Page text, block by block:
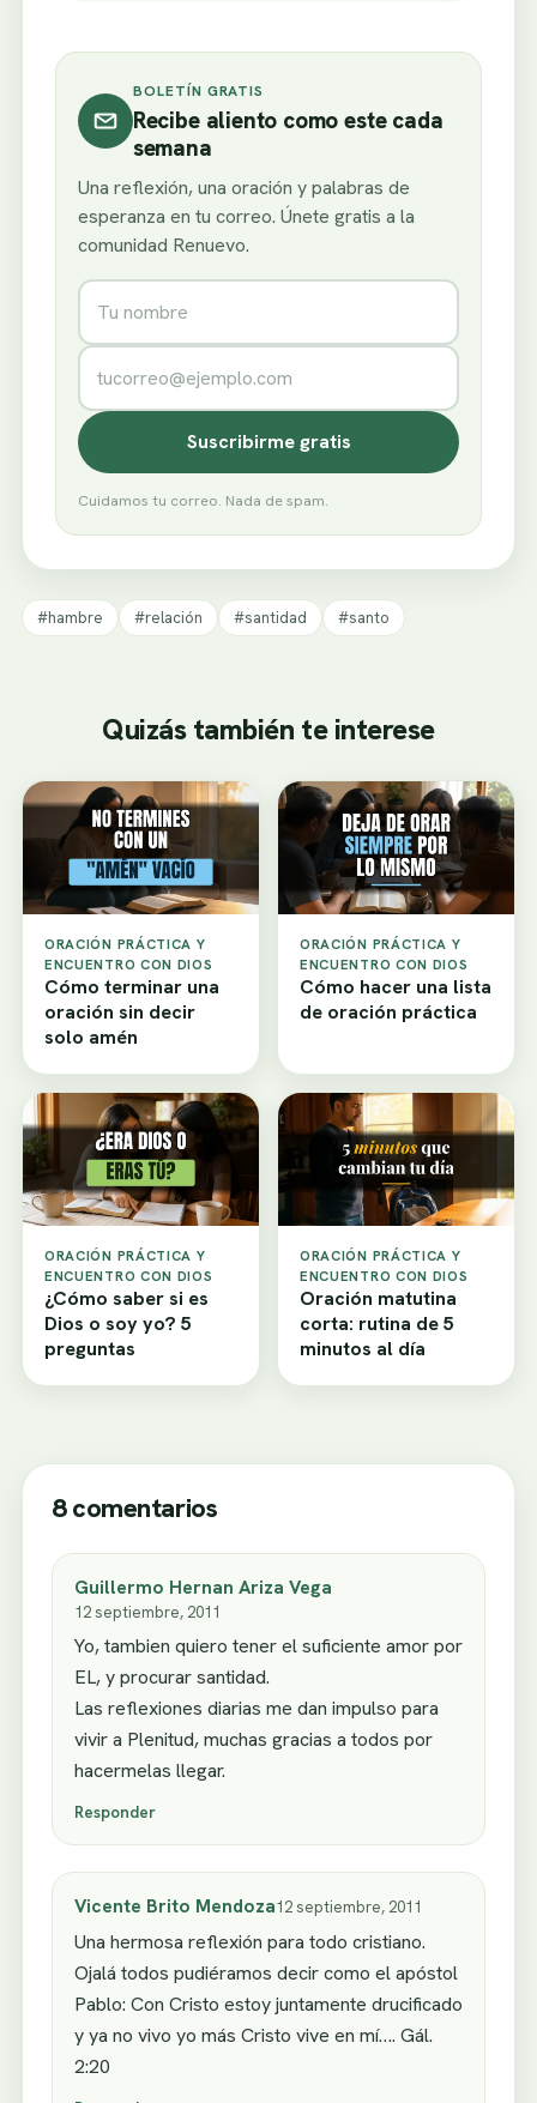
BOLETÍN GRATIS
Recibe aliento como este cada
semana
Una reflexión, una oración y palabras de
esperanza en tu correo. Únete gratis a la
comunidad Renuevo.
Nombre
Correo electrónico
Suscribirme gratis
Cuidamos tu correo. Nada de spam.
#hambre #relación #santidad #santo
Quizás también te interese
ORACIÓN PRÁCTICA Y
ENCUENTRO CON DIOS
Cómo terminar una
oración sin decir
solo amén
ORACIÓN PRÁCTICA Y
ENCUENTRO CON DIOS
Cómo hacer una lista
de oración práctica
ORACIÓN PRÁCTICA Y
ENCUENTRO CON DIOS
¿Cómo saber si es
Dios o soy yo? 5
preguntas
ORACIÓN PRÁCTICA Y
ENCUENTRO CON DIOS
Oración matutina
corta: rutina de 5
minutos al día
8 comentarios
Guillermo Hernan Ariza Vega
12 septiembre, 2011
Yo, tambien quiero tener el suficiente amor por
EL, y procurar santidad.
Las reflexiones diarias me dan impulso para
vivir a Plenitud, muchas gracias a todos por
hacermelas llegar.
Responder
Vicente Brito Mendoza12 septiembre, 2011
Una hermosa reflexión para todo cristiano.
Ojalá todos pudiéramos decir como el apóstol
Pablo: Con Cristo estoy juntamente drucificado
y ya no vivo yo más Cristo vive en mí…. Gál.
2:20